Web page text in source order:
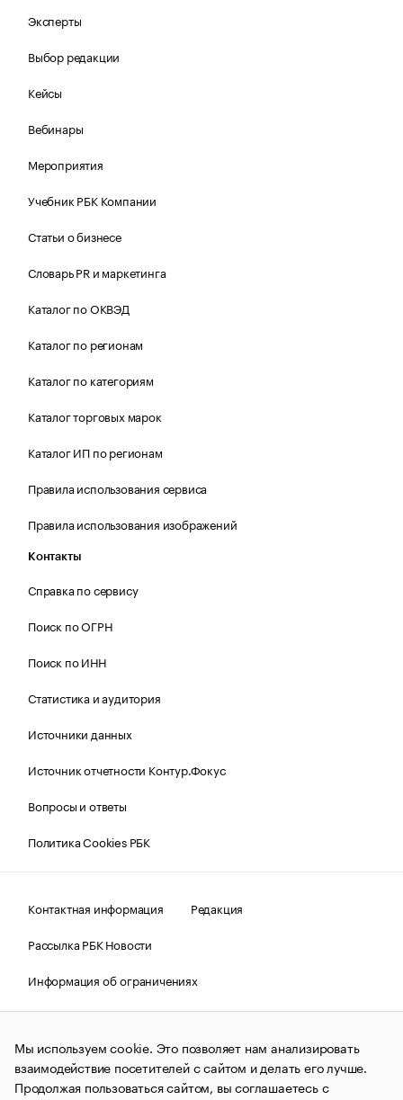
Эксперты
Выбор редакции
Кейсы
Вебинары
Мероприятия
Учебник РБК Компании
Статьи о бизнесе
Словарь PR и маркетинга
Каталог по ОКВЭД
Каталог по регионам
Каталог по категориям
Каталог торговых марок
Каталог ИП по регионам
Правила использования сервиса
Правила использования изображений
Контакты
Справка по сервису
Поиск по ОГРН
Поиск по ИНН
Статистика и аудитория
Источники данных
Источник отчетности Контур.Фокус
Вопросы и ответы
Политика Cookies РБК
Контактная информация
Редакция
Рассылка РБК Новости
Информация об ограничениях
Правовая информация
О соблюдении авторских прав
© АО «РОСБИЗНЕСКОНСАЛТИНГ»,1995–2026.Сообщения
и материалы информационного агентства «РБК»
(зарегистрировано Федеральной службой по надзору в сфере
связи, информационных технологий и массовых
Мы используем cookie. Это позволяет нам анализировать
взаимодействие посетителей с сайтом и делать его лучше.
Продолжая пользоваться сайтом, вы соглашаетесь с